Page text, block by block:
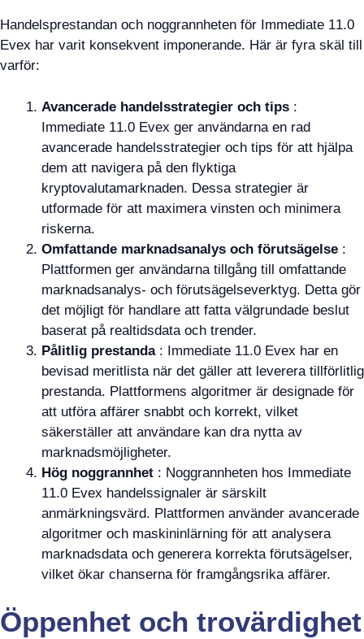
Handelsprestandan och noggrannheten för Immediate 11.0
Evex har varit konsekvent imponerande. Här är fyra skäl till
varför:
Avancerade handelsstrategier och tips :
Immediate 11.0 Evex ger användarna en rad
avancerade handelsstrategier och tips för att hjälpa
dem att navigera på den flyktiga
kryptovalutamarknaden. Dessa strategier är
utformade för att maximera vinsten och minimera
riskerna.
Omfattande marknadsanalys och förutsägelse :
Plattformen ger användarna tillgång till omfattande
marknadsanalys- och förutsägelseverktyg. Detta gör
det möjligt för handlare att fatta välgrundade beslut
baserat på realtidsdata och trender.
Pålitlig prestanda: Immediate 11.0 Evex har en
bevisad meritlista när det gäller att leverera tillförlitlig
prestanda. Plattformens algoritmer är designade för
att utföra affärer snabbt och korrekt, vilket
säkerställer att användare kan dra nytta av
marknadsmöjligheter.
Hög noggrannhet : Noggrannheten hos Immediate
11.0 Evex handelssignaler är särskilt
anmärkningsvärd. Plattformen använder avancerade
algoritmer och maskininlärning för att analysera
marknadsdata och generera korrekta förutsägelser,
vilket ökar chanserna för framgångsrika affärer.
Öppenhet och trovärdighet